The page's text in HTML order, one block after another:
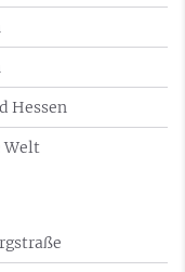
Hessen
Welt